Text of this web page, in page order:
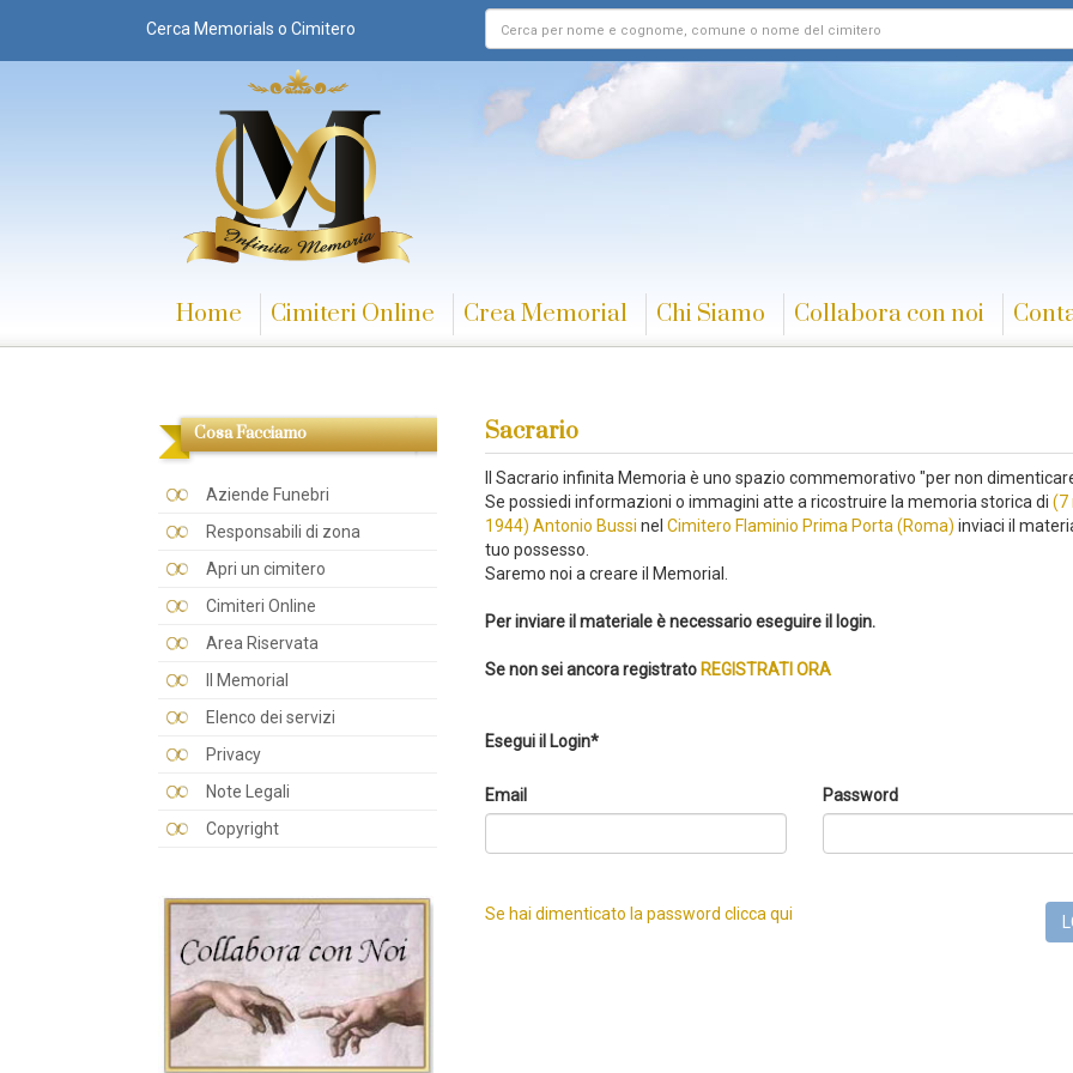
Cerca Memorials o Cimitero
Home Cimiteri Online Crea Memorial Chi Siamo Collabora con noi
Cosa Facciamo
Aziende Funebri
Responsabili di zona
Apri un cimitero
Cimiteri Online
Area Riservata
Il Memorial
Elenco dei servizi
Privacy
Note Legali
Copyright
Sacrario
Il Sacrario infinita Memoria è uno spazio commemorativo "per non
Se possiedi informazioni o immagini atte a ricostruire la memoria storica di (7
1944) Antonio Bussi nel Cimitero Flaminio Prima Porta (Roma) inviaci il
tuo possesso.
Saremo noi a creare il Memorial.
Per inviare il materiale è necessario eseguire il login.
Se non sei ancora registrato REGISTRATI ORA
Esegui il Login*
Email Password
Se hai dimenticato la password clicca qui